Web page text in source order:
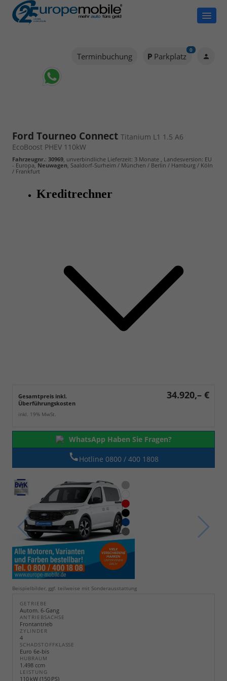
Terminbuchung Parkplatz
0
Ford Tourneo Connect Titanium L1 1.5 A6
EcoBoost PHEV 110kW
Fahrzeugnr.: 30969, unverbindliche Lieferzeit: 3 Monate , Landesversion: EU
- Europa,Neuwagen, Saaldorf-Surheim / München / Berlin / Hamburg / Köln
/ Frankfurt
Gesamtpreis inkl.
Überführungskosten
34.920,– €
inkl. 19% MwSt.
WhatsApp Haben Sie Fragen?
Hotline 0800 / 400 1808
Beispielbilder, ggf. teilweise mit Sonderausstattung
GETRIEBE
Autom. 6-Gang
ANTRIEBSACHSE
Frontantrieb
ZYLINDER
4
SCHADSTOFFKLASSE
Euro 6e-bis
HUBRAUM
1.498 ccm
LEISTUNG
110 kW (150 PS)